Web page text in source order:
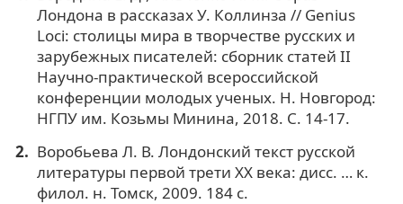
Лондона в рассказах У. Коллинза // Genius
Loci: столицы мира в творчестве русских и
зарубежных писателей: сборник статей II
Научно-практической всероссийской
конференции молодых ученых. Н. Новгород:
НГПУ им. Козьмы Минина, 2018. С. 14-17.
Воробьева Л. В. Лондонский текст русской
литературы первой трети ХХ века: дисс. … к.
филол. н. Томск, 2009. 184 с.